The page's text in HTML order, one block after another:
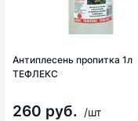
Антиплесень пропитка 1л
ТЕФЛЕКС
260 руб. /шт